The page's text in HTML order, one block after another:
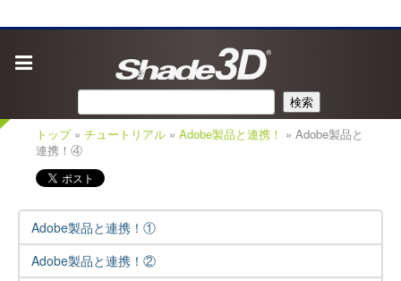
検索
トップ» チュートリアル » Adobe製品と連携！ » Adobe製品と
連携！④
Adobe製品と連携！①
Adobe製品と連携！②